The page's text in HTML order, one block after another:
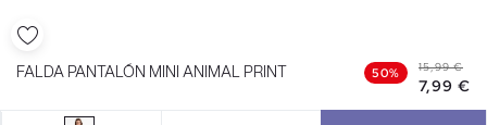
FALDA PANTALÓN MINI ANIMAL PRINT 50% 15,99 €
7,99 €